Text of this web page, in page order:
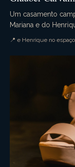
Um casamento
Mariana e do
📍 e Henrique no